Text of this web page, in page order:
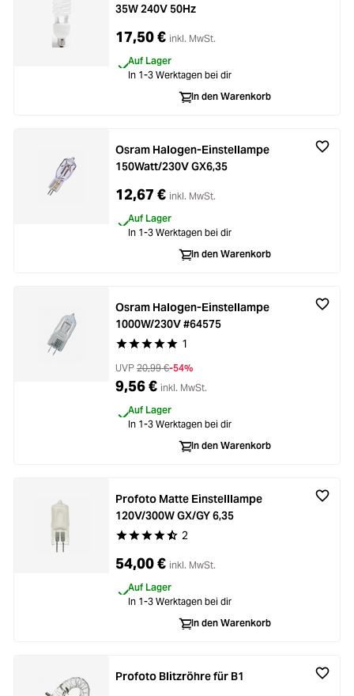
35W 240V 50Hz
17,50 € inkl. MwSt.
Auf Lager
In 1-3 Werktagen bei dir
In den Warenkorb
Osram Halogen-Einstellampe
150Watt/230V GX6,35
12,67 € inkl. MwSt.
Auf Lager
In 1-3 Werktagen bei dir
In den Warenkorb
Durchschnittliche Bewertung von 5 von 5
1
Osram Halogen-Einstellampe
1000W/230V #64575
UVP 20,99 €-54%
9,56 € inkl. MwSt.
Auf Lager
In 1-3 Werktagen bei dir
In den Warenkorb
Durchschnittliche Bewertung von 4.5 von 5
2
Profoto Matte Einstelllampe
120V/300W GX/GY 6,35
54,00 € inkl. MwSt.
Auf Lager
In 1-3 Werktagen bei dir
In den Warenkorb
Profoto Blitzröhre für B1